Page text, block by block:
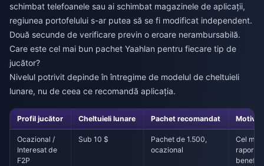
schimbat telefoanele sau ai schimbat magazinele de aplicații,
regiunea portofelului s-ar putea să se fi modificat independent.
Două secunde de verificare previn o eroare nerambursabilă.
Care este cel mai bun pachet Yaahlan pentru fiecare tip de
jucător?
Nivelul potrivit depinde în întregime de modelul de cheltuieli
lunare, nu de ceea ce recomandă aplicația.
Profil jucător Cheltuieli lunare Pachet recomandat Motiv
Ocazional /
Interesat de
F2P
Sub 10 $
Pachet de 1.500,
ocazional
Cel mai
raport